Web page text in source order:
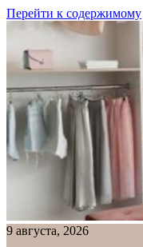
Перейти к содержимому
9 августа, 2026